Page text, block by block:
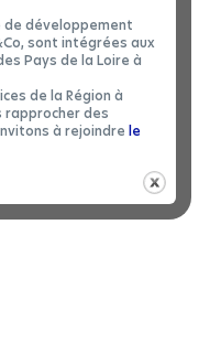
de développement
sont intégrées aux
Pays de la Loire à
de la Région à
des
à rejoindre le